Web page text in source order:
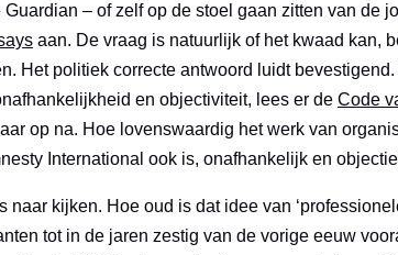
– of zelf op de stoel gaan zitten van de
aan. De vraag is natuurlijk of het kwaad kan,
Het politiek correcte antwoord luidt
en objectiviteit, lees er de Code
op na. Hoe lovenswaardig het werk van
International ook is, onafhankelijk en
naar kijken. Hoe oud is dat idee van
tot in de jaren zestig van de vorige eeuw